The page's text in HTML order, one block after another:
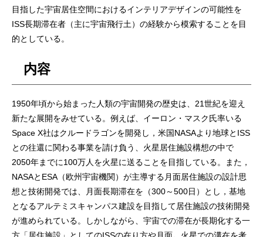
目指した宇宙居住空間におけるインテリアデザインの可能性を
ISS長期滞在者（主に宇宙飛行土）の経験から模索することを目
的としている。
内容
1950年頃から始まった人類の宇宙開発の歴史は、21世紀を迎え
新たな展開をみせている。例えば、イーロン・マスク氏率いる
Space X社はクルードラゴンを開発し，米国NASAより地球とISS
との往還に関わる事業を請け負う、火星居住施設構想の中で
2050年までに100万人を火星に送ることを目指している。また，
NASAとESA（欧州宇宙機関）が主導する月面居住施設の設計思
想と技術開発では、月面長期滞在を（300～500日）とし，基地
となるアルテミスキャンパス建設を目指して居住施設の技術開発
が進められている。しかしながら、宇宙での滞在が長期化する一